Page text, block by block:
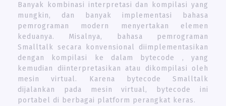
Banyak kombinasi interpretasi dan kompilasi yang
mungkin, dan banyak implementasi bahasa
pemrograman modern menyertakan elemen
keduanya. Misalnya, bahasa pemrograman
Smalltalk secara konvensional diimplementasikan
dengan kompilasi ke dalam bytecode , yang
kemudian diinterpretasikan atau dikompilasi oleh
mesin virtual. Karena bytecode Smalltalk
dijalankan pada mesin virtual, bytecode ini
portabel di berbagai platform perangkat keras.